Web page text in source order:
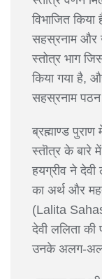
विभाजित
सहस्रनाम और
स्तोत्र भाग
किया गया है,
सहस्रनाम पठन
ब्रह्माण्ड
स्तॊत्र के बारे
हयग्रीव ने
का अर्थ और
(Lalita
देवी ललिता
उनके अलग-